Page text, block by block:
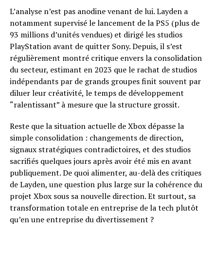
L’analyse n’est pas anodine venant de lui. Layden a
notamment supervisé le lancement de la PS5 (plus de
93 millions d’unités vendues) et dirigé les studios
PlayStation avant de quitter Sony. Depuis, il s’est
régulièrement montré critique envers la consolidation
du secteur, estimant en 2023 que le rachat de studios
indépendants par de grands groupes finit souvent par
diluer leur créativité, le temps de développement
“ralentissant” à mesure que la structure grossit.
Reste que la situation actuelle de Xbox dépasse la
simple consolidation : changements de direction,
signaux stratégiques contradictoires, et des studios
sacrifiés quelques jours après avoir été mis en avant
publiquement. De quoi alimenter, au-delà des critiques
de Layden, une question plus large sur la cohérence du
projet Xbox sous sa nouvelle direction. Et surtout, sa
transformation totale en entreprise de la tech plutôt
qu’en une entreprise du divertissement ?